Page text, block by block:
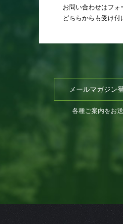
お問い合わせはフォ
どちらからも受け付
メールマガジン
各種ご案内をお